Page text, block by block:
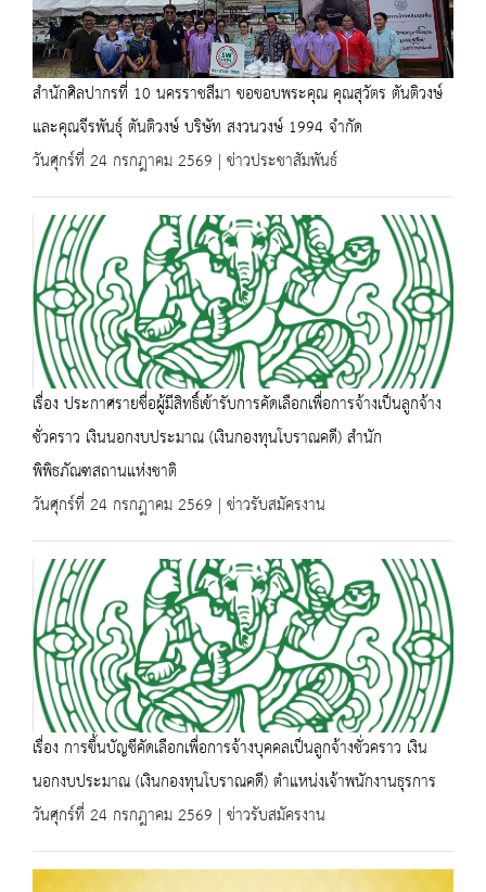
สำนักศิลปากรที่ 10 นครราชสีมา ขอขอบพระคุณ คุณสุวัตร ตันติวงษ์
และคุณจีรพันธุ์ ตันติวงษ์ บริษัท สงวนวงษ์ 1994 จำกัด
วันศุกร์ที่ 24 กรกฎาคม 2569 | ข่าวประชาสัมพันธ์
เรื่อง ประกาศรายชื่อผู้มีสิทธิ์เข้ารับการคัดเลือกเพื่อการจ้างเป็นลูกจ้าง
ชั่วคราว เงินนอกงบประมาณ (เงินกองทุนโบราณคดี) สำนัก
พิพิธภัณฑสถานแห่งชาติ
วันศุกร์ที่ 24 กรกฎาคม 2569 | ข่าวรับสมัครงาน
เรื่อง การขึ้นบัญชีคัดเลือกเพื่อการจ้างบุคคลเป็นลูกจ้างชั่วคราว เงิน
นอกงบประมาณ (เงินกองทุนโบราณคดี) ตำแหน่งเจ้าพนักงานธุรการ
วันศุกร์ที่ 24 กรกฎาคม 2569 | ข่าวรับสมัครงาน